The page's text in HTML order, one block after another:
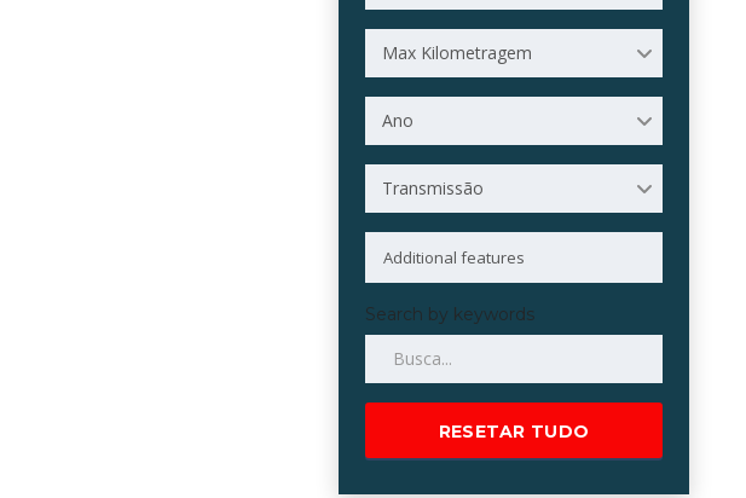
Max Kilometragem
Ano
Transmissão
Search by keywords
RESETAR TUDO